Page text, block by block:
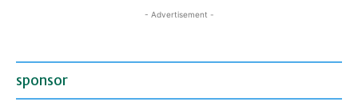
- Advertisement -
sponsor